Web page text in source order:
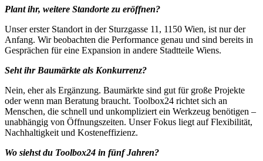
Plant ihr, weitere Standorte zu eröffnen?
Unser erster Standort in der Sturzgasse 11, 1150 Wien, ist nur der
Anfang. Wir beobachten die Performance genau und sind bereits in
Gesprächen für eine Expansion in andere Stadtteile Wiens.
Seht ihr Baumärkte als Konkurrenz?
Nein, eher als Ergänzung. Baumärkte sind gut für große Projekte
oder wenn man Beratung braucht. Toolbox24 richtet sich an
Menschen, die schnell und unkompliziert ein Werkzeug benötigen –
unabhängig von Öffnungszeiten. Unser Fokus liegt auf Flexibilität,
Nachhaltigkeit und Kosteneffizienz.
Wo siehst du Toolbox24 in fünf Jahren?